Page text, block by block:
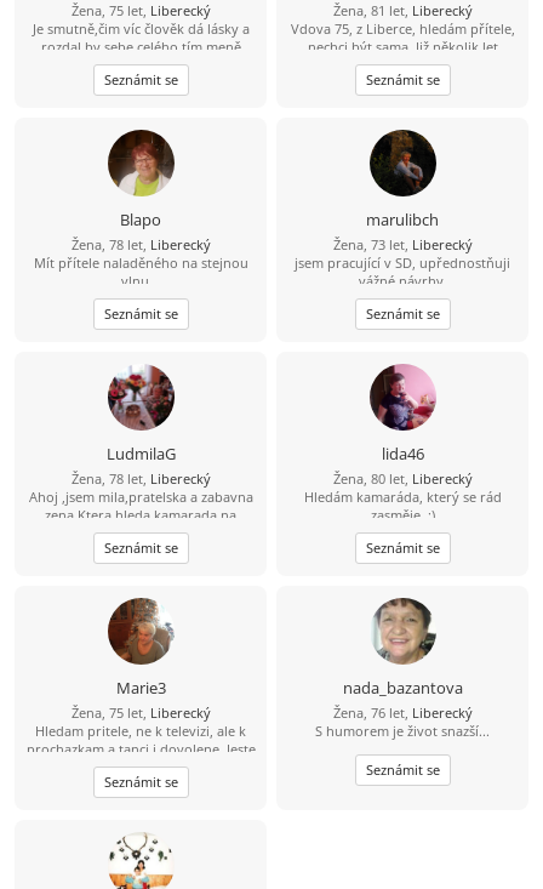
Žena, 75 let, Liberecký
Je smutně,čim víc člověk dá lásky a
rozdal by sebe celého,tím meně
dostane,Čim vice chce sníkym byt
tím menši šance existuji,Čim vice má
člověk láskave srdce,tím vice bolesti
Seznámit se
Žena, 81 let, Liberecký
Vdova 75, z Liberce, hledám přítele,
nechci být sama. Již několik let
bydlím v bytě a chybí mi zahrádka,
kdyby byla, byla bych ráda, ale není
podmínkou.
Seznámit se
Blapo
Žena, 78 let, Liberecký
Mít přítele naladěného na stejnou
vlnu...
Seznámit se
marulibch
Žena, 73 let, Liberecký
jsem pracující v SD, upřednostňuji
vážné návrhy.
Seznámit se
LudmilaG
Žena, 78 let, Liberecký
Ahoj ,jsem mila,pratelska a zabavna
zena.Ktera hleda kamarada na
spolecne zajmy nebo konicky.Rada
chodim tancovat,do kina a divadla a
samozrejme nesmi chybet
sauna.Rada bych nasla nekoho kdo
bude se mnou me zajmy
sdilet,zaroven bude muj dobry
kamarad.
Seznámit se
lida46
Žena, 80 let, Liberecký
Hledám kamaráda, který se rád
zasměje. :)
Seznámit se
Marie3
Žena, 75 let, Liberecký
Hledam pritele, ne k televizi, ale k
prochazkam a tanci i dovolene. Jeste
si to uzijeme.
Seznámit se
nada_bazantova
Žena, 76 let, Liberecký
S humorem je život snazší...
Seznámit se